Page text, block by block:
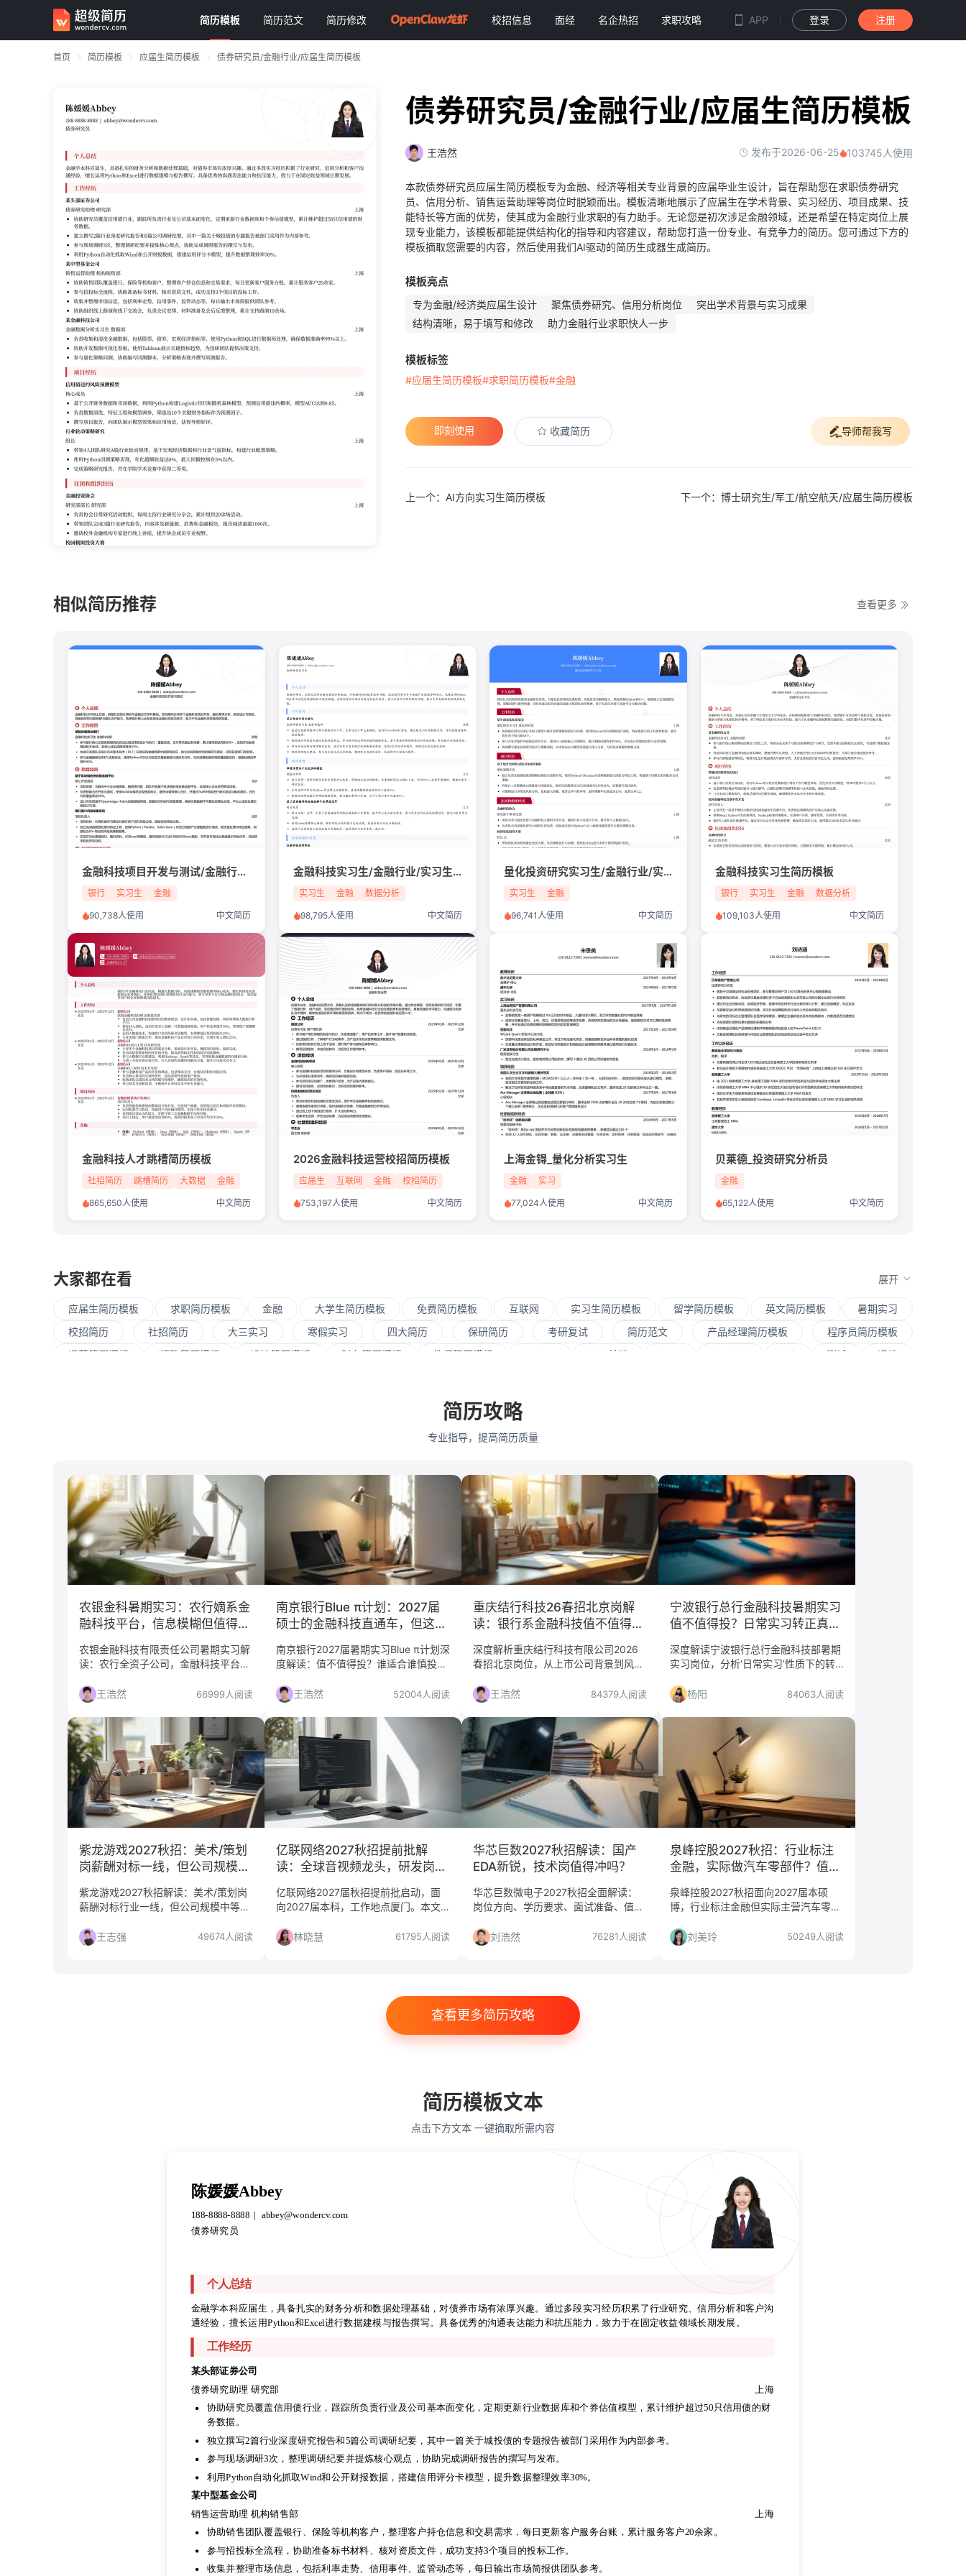
简历模板 简历范文 简历修改 校招信息 面经 名企热招 求职攻略 APP 登录 注册
首页 简历模板 应届生简历模板 债券研究员/金融行业/应届生简历模板
债券研究员/金融行业/应届生简历模板
王浩然 发布于2026-06-25 103745人使用
本款债券研究员应届生简历模板专为金融、经济等相关专业背景的应届毕业生设计，旨在帮助您在求职债券研究
员、信用分析、销售运营助理等岗位时脱颖而出。模板清晰地展示了应届生在学术背景、实习经历、项目成果、技
能特长等方面的优势，使其成为金融行业求职的有力助手。无论您是初次涉足金融领域，还是希望在特定岗位上展
现专业能力，该模板都能提供结构化的指导和内容建议，帮助您打造一份专业、有竞争力的简历。您可通过下方的
模板摘取您需要的内容，然后使用我们AI驱动的简历生成器生成简历。
模板亮点
专为金融/经济类应届生设计 聚焦债券研究、信用分析岗位
突出学术背景与实习成果
结构清晰，易于填写和修改
助力金融行业求职快人一步
模板标签
#应届生简历模板#求职简历模板#金融
即刻使用 收藏简历 导师帮我写
上一个：AI方向实习生简历模板 下一个：博士研究生/军工/航空航天/应届生简历模板
相似简历推荐 查看更多
金融科技项目开发与测试/金融行业/实习生简历模板
银行 实习生 金融
90,738人使用 中文简历
金融科技实习生/金融行业/实习生简历模板
实习生 金融 数据分析
98,795人使用 中文简历
量化投资研究实习生/金融行业/实习生简历模板
实习生 金融
96,741人使用 中文简历
金融科技实习生简历模板
银行 实习生 金融 数据分析
109,103人使用 中文简历
金融科技人才跳槽简历模板
社招简历 跳槽简历 大数据 金融
865,650人使用 中文简历
2026金融科技运营校招简历模板
应届生 互联网 金融 校招简历
753,197人使用 中文简历
上海金锝_量化分析实习生
金融 实习
77,024人使用 中文简历
贝莱德_投资研究分析员
金融
65,122人使用 中文简历
大家都在看 展开
应届生简历模板 求职简历模板 金融 大学生简历模板 免费简历模板 互联网 实习生简历模板 留学简历模板 英文简历模板
暑期实习
校招简历
社招简历 大三实习 寒假实习 四大简历 保研简历 考研复试 简历范文 产品经理简历模板
程序员简历模板
运营简历模板
行政简历模板 设计简历模板 财务简历模板 教师简历模板 python Web前端 Java Andorid iOS 测试
运维
采购贸易 商务拓展
武汉大学
暨南大学 咨询
传播学
市场营销 艺术与设计 电子信息工程 教育学 语言类专业
简历攻略
专业指导，提高简历质量
农银金科暑期实习：农行嫡系金
融科技平台，信息模糊但值得
农银金融科技有限责任公司暑期实习解
读：农行全资子公司，金融科技平台，
向的学生，投递前需确认地点和岗位细
节。
王浩然 66999人阅读
南京银行Blue π计划：2027届
硕士的金融科技直通车，但这类
南京银行2027届暑期实习Blue π计划深
度解读：值不值得投？谁适合谁慎投？
尽。王浩然 52004人阅读
重庆结行科技26春招北京岗解
读：银行系金融科技值不值得
深度解析重庆结行科技有限公司2026
春招北京岗位，从上市公司背景到风控
理由，附投递流程与避坑指南。
王浩然 84379人阅读
宁波银行总行金融科技暑期实习
值不值得投？日常实习转正真相
深度解读宁波银行总行金融科技部暑期
实习岗位，分析‘日常实习’性质下的转
求，为2027届及以后毕业生提供决策
依据。
杨阳 84063人阅读
紫龙游戏2027秋招：美术/策划
岗薪酬对标一线，但公司规模中
紫龙游戏2027秋招解读：美术/策划岗
薪酬对标行业一线，但公司规模中等，
投递。王志强 49674人阅读
亿联网络2027秋招提前批解
读：全球音视频龙头，研发岗值
亿联网络2027届秋招提前批启动，面
向2027届本科，工作地点厦门。本文
遇，告诉你哪些人适合投、哪些人要慎
投。
林晓慧 61795人阅读
华芯巨数2027秋招解读：国产
EDA新锐，技术岗值得冲吗？
华芯巨数微电子2027秋招全面解读：
岗位方向、学历要求、面试准备、值不
物理等专业，本科可投，工作地点杭
州/上海。
刘浩然 76281人阅读
泉峰控股2027秋招：行业标注
金融，实际做汽车零部件？值不
泉峰控股2027秋招面向2027届本硕
博，行业标注金融但实际主营汽车零部
投人群及投递策略。
刘美玲 50249人阅读
查看更多简历攻略
简历模板文本
点击下方文本 一键摘取所需内容
陈媛媛Abbey
188-8888-8888
abbey@wondercv.com
债券研究员
个人总结
金融学本科应届生，具备扎实的财务分析和数据处理基础，对债券市场有浓厚兴趣。通过多段实习经历积累了行业研究、信用分析和客户沟
通经验，擅长运用Python和Excel进行数据建模与报告撰写。具备优秀的沟通表达能力和抗压能力，致力于在固定收益领域长期发展。
工作经历
某头部证券公司
债券研究助理 研究部
上海
协助研究员覆盖信用债行业，跟踪所负责行业及公司基本面变化，定期更新行业数据库和个券估值模型，累计维护超过50只信用债的财
务数据。
独立撰写2篇行业深度研究报告和5篇公司调研纪要，其中一篇关于城投债的专题报告被部门采用作为内部参考。
参与现场调研3次，整理调研纪要并提炼核心观点，协助完成调研报告的撰写与发布。
利用Python自动化抓取Wind和公开财报数据，搭建信用评分卡模型，提升数据整理效率30%。
某中型基金公司
销售运营助理 机构销售部
上海
协助销售团队覆盖银行、保险等机构客户，整理客户持仓信息和交易需求，每日更新客户服务台账，累计服务客户20余家。
参与招投标全流程，协助准备标书材料、核对资质文件，成功支持3个项目的投标工作。
收集并整理市场信息，包括利率走势、信用事件、监管动态等，每日输出市场简报供团队参考。
债券研究员
个人总结
金融学本科应届生，具备扎实的财务分析和数据处理基础，对债券市场有浓厚兴趣。通过多段实习经历积累了行业研究、信用分析和客户沟
通经验，擅长运用Python和Excel进行数据建模与报告撰写。具备优秀的沟通表达能力和抗压能力，致力于在固定收益领域长期发展。
工作经历
某头部证券公司
债券研究助理 研究部
协助研究员覆盖信用债行业，跟踪所负责行业及公司基本面变化，定期更新行业数据库和个券估值模型，累计维护超过50只信用债的财
务数据。
独立撰写2篇行业深度研究报告和5篇公司调研纪要，其中一篇关于城投债的专题报告被部门采用作为内部参考。
参与现场调研3次，整理调研纪要并提炼核心观点，协助完成调研报告的撰写与发布。
利用Python自动化抓取Wind和公开财报数据，搭建信用评分卡模型，提升数据整理效率30%。
某中型基金公司
销售运营助理 机构销售部